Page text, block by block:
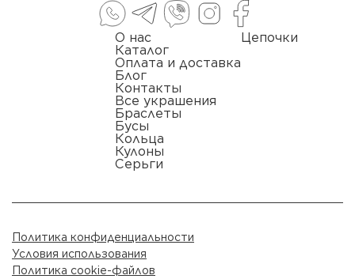
О нас
Каталог
Оплата и доставка
Блог
Контакты
Все украшения
Браслеты
Бусы
Кольца
Кулоны
Серьги
Цепочки
Политика конфиденциальности
Условия использования
Политика cookie-файлов